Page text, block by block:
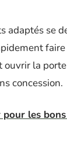
adaptés se
ouvrir la
concession.
les